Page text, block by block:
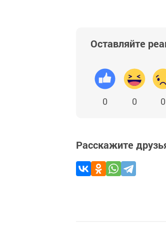
Оставляйте
0 0 0
Расскажите